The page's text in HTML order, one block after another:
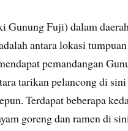
Gunung Fuji) dalam
antara lokasi tumpuan
pemandangan
tarikan pelancong di
Terdapat beberapa
goreng dan ramen di